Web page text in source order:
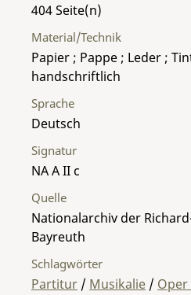
404
Material/Technik
Papier ; Pappe ; Leder ;
handschriftlich
Sprache
Deutsch
Signatur
NA A II c
Quelle
Nationalarchiv der
Bayreuth
Schlagwörter
Partitur / Musikalie /